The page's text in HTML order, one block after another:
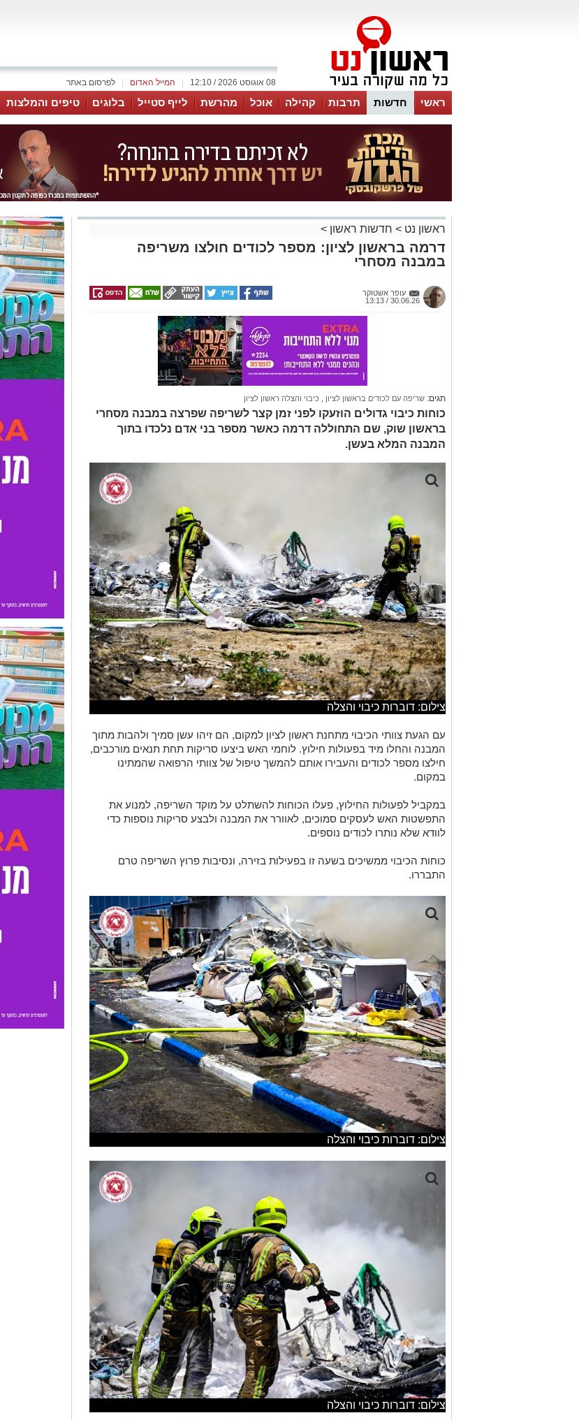
לפרסום באתר המייל האדום 08 אוגוסט 2026 / 12:10
ראשי חדשות תרבות קהילה אוכל מהרשת לייף סטייל בלוגים טיפים והמלצות
ראשון נט > חדשות ראשון >
דרמה בראשון לציון: מספר לכודים חולצו משריפה
במבנה מסחרי
עופר אשטוקר
30.06.26 / 13:13
תגים: שריפה עם לכודים בראשון לציון כיבוי והצלה ראשון לציון
כוחות כיבוי גדולים הוזעקו לפני זמן קצר לשריפה שפרצה במבנה מסחרי
בראשון שוק, שם התחוללה דרמה כאשר מספר בני אדם נלכדו בתוך
המבנה המלא בעשן.
צילום: דוברות כיבוי והצלה
עם הגעת צוותי הכיבוי מתחנת ראשון לציון למקום, הם זיהו עשן סמיך ולהבות מתוך
המבנה והחלו מיד בפעולות חילוץ. לוחמי האש ביצעו סריקות תחת תנאים מורכבים,
חילצו מספר לכודים והעבירו אותם להמשך טיפול של צוותי הרפואה שהמתינו
במקום.
במקביל לפעולות החילוץ, פעלו הכוחות להשתלט על מוקד השריפה, למנוע את
התפשטות האש לעסקים סמוכים, לאוורר את המבנה ולבצע סריקות נוספות כדי
לוודא שלא נותרו לכודים נוספים.
כוחות הכיבוי ממשיכים בשעה זו בפעילות בזירה, ונסיבות פרוץ השריפה טרם
התבררו.
צילום: דוברות כיבוי והצלה
צילום: דוברות כיבוי והצלה